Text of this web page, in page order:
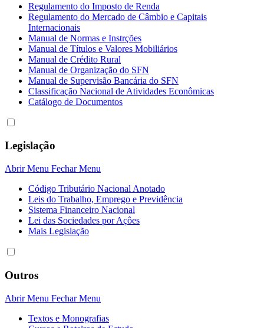
Regulamento do Imposto de Renda
Regulamento do Mercado de Câmbio e Capitais
Internacionais
Manual de Normas e Instrções
Manual de Títulos e Valores Mobiliários
Manual de Crédito Rural
Manual de Organização do SFN
Manual de Supervisão Bancária do SFN
Classificação Nacional de Atividades Econômicas
Catálogo de Documentos
Legislação
Abrir Menu Fechar Menu
Código Tributário Nacional Anotado
Leis do Trabalho, Emprego e Previdência
Sistema Financeiro Nacional
Lei das Sociedades por Açôes
Mais Legislação
Outros
Abrir Menu Fechar Menu
Textos e Monografias